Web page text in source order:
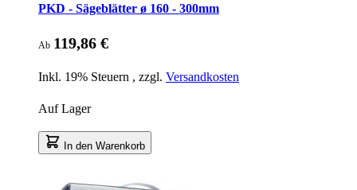
PKD - Sägeblätter ø 160 - 300mm
Ab 119,86 €
Inkl. 19% Steuern , zzgl. Versandkosten
Auf Lager
In den Warenkorb